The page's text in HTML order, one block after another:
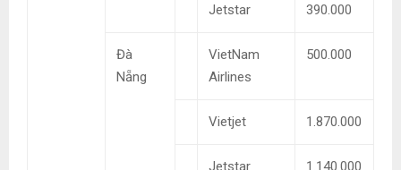
Jetstar 390.000
Đà
Nẵng
VietNam
Airlines
500.000
Vietjet 1.870.000
Jetstar 1.140.000